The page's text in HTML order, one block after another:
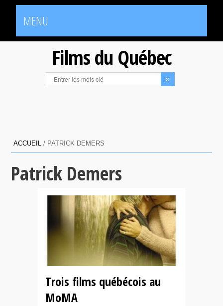
MENU
Films du Québec
ACCUEIL / PATRICK DEMERS
Patrick Demers
Trois films québécois au
MoMA